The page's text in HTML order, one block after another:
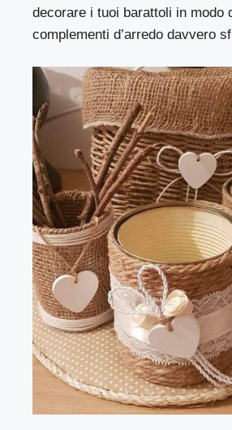
decorare i tuoi barattoli in modo
complementi d’arredo davvero